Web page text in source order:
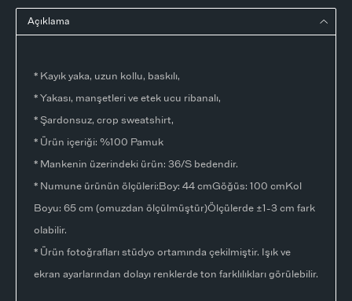
Açıklama
* Kayık yaka, uzun kollu, baskılı,
* Yakası, manşetleri ve etek ucu ribanalı,
* Şardonsuz, crop sweatshirt,
* Ürün içeriği: %100 Pamuk
* Mankenin üzerindeki ürün: 36/S bedendir.
* Numune ürünün ölçüleri:Boy: 44 cmGöğüs: 100 cmKol
Boyu: 65 cm (omuzdan ölçülmüştür)Ölçülerde ±1-3 cm fark
olabilir.
* Ürün fotoğrafları stüdyo ortamında çekilmiştir. Işık ve
ekran ayarlarından dolayı renklerde ton farklılıkları görülebilir.